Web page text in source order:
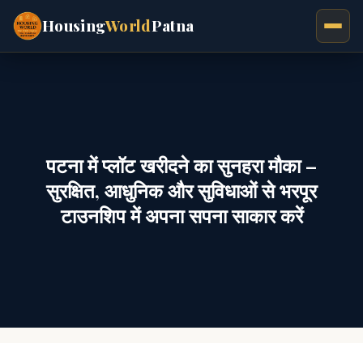
HousingWorldPatna
पटना में प्लॉट खरीदने का सुनहरा मौका –
सुरक्षित, आधुनिक और सुविधाओं से भरपूर
टाउनशिप में अपना सपना साकार करें